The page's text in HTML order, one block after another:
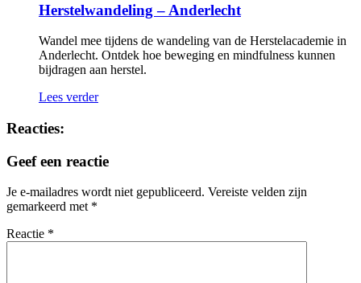
Herstelwandeling – Anderlecht
Wandel mee tijdens de wandeling van de Herstelacademie in
Anderlecht. Ontdek hoe beweging en mindfulness kunnen
bijdragen aan herstel.
Lees verder
Reacties:
Geef een reactie
Je e-mailadres wordt niet gepubliceerd. Vereiste velden zijn
gemarkeerd met *
Reactie *